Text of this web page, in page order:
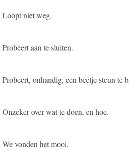
Loopt niet weg.
Probeert aan te sluiten.
Probeert, onhandig, een beetje steun te
Onzeker over wat te doen, en hoe.
We vonden het mooi.